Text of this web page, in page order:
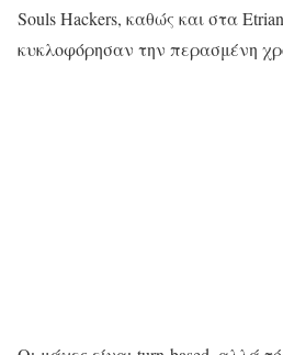
Souls Hackers, καθώς και στα
κυκλοφόρησαν την περασμένη